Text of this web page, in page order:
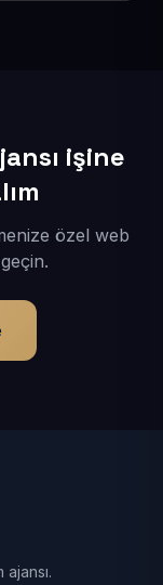
işine
özel web